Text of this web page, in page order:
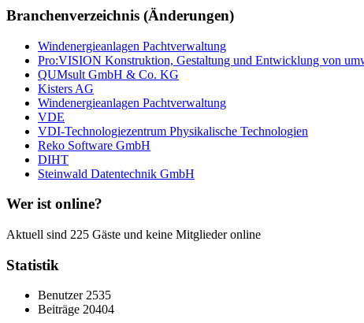
Branchenverzeichnis (Änderungen)
Windenergieanlagen Pachtverwaltung
Pro:VISION Konstruktion, Gestaltung und Entwicklung von
QUMsult GmbH & Co. KG
Kisters AG
Windenergieanlagen Pachtverwaltung
VDE
VDI-Technologiezentrum Physikalische Technologien
Reko Software GmbH
DIHT
Steinwald Datentechnik GmbH
Wer ist online?
Aktuell sind 225 Gäste und keine Mitglieder online
Statistik
Benutzer2535
Beiträge 20404